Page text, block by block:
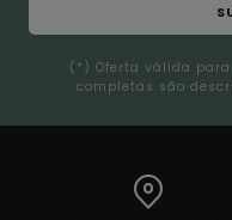
(*) Oferta válida
completas são